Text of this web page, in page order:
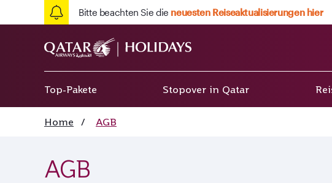
Bitte beachten Sie die neuesten Reiseaktualisierungen hier
Top-Pakete Stopover in Qatar
Home / AGB
AGB